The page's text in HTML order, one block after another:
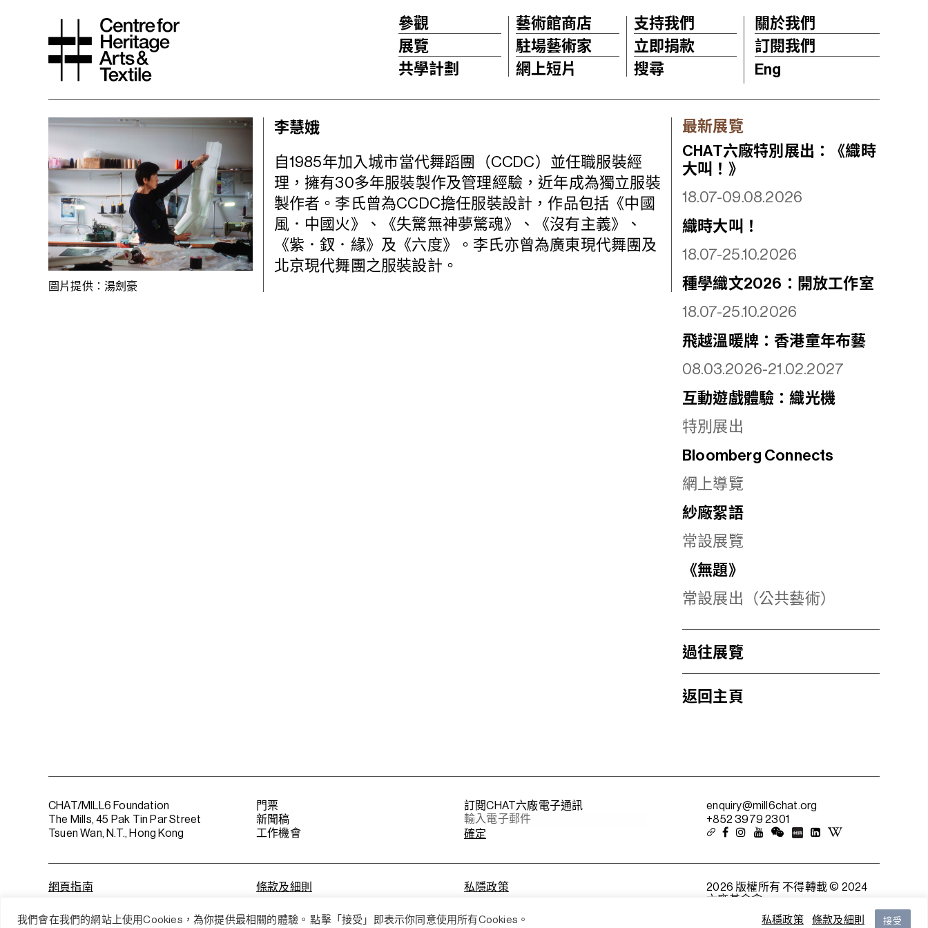
我們會在我們的網站上使用Cookies，為你提供最相關的體驗。 點擊「接受」即表示你同意使用所有Cookies。 私穩政策 條款及細則 接受
參觀
展覽
共學計劃
藝術館商店
駐場藝術家
網上短片
支持我們
立即捐款
搜尋
關於我們
訂閱我們
Eng
圖片提供：湯劍豪
李慧娥
自1985年加入城市當代舞蹈團（CCDC）並任職服裝經
理，擁有30多年服裝製作及管理經驗，近年成為獨立服裝
製作者。李氏曾為CCDC擔任服裝設計，作品包括《中國
風．中國火》、《失驚無神夢驚魂》、《沒有主義》、
《紫．釵．緣》及《六度》。李氏亦曾為廣東現代舞團及
北京現代舞團之服裝設計。
最新展覽
CHAT六廠特別展出：《織時
大叫！》
18.07-09.08.2026
織時大叫！
18.07-25.10.2026
種學織文2026：開放工作室
18.07-25.10.2026
飛越溫暖牌：香港童年布藝
08.03.2026-21.02.2027
互動遊戲體驗：織光機
特別展出
Bloomberg Connects
網上導覽
紗廠絮語
常設展覽
《無題》
常設展出（公共藝術）
過往展覽
返回主頁
CHAT/MILL6 Foundation
The Mills, 45 Pak Tin Par Street
Tsuen Wan, N.T., Hong Kong
門票
新聞稿
工作機會
訂閱CHAT六廠電子通訊
enquiry@mill6chat.org
+852 3979 2301
網頁指南 條款及細則 私隱政策
2026 版權所有 不得轉載 © 2024
六廠基金會